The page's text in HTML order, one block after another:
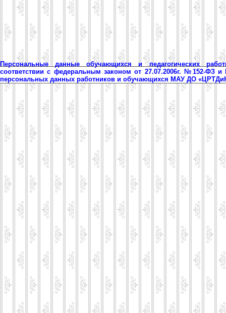
Персональные данные обучающихся и педагогических
соответствии с федеральным законом от 27.07.2006г. №152-ФЗ
персональных данных работников и обучающихся МАУ ДО